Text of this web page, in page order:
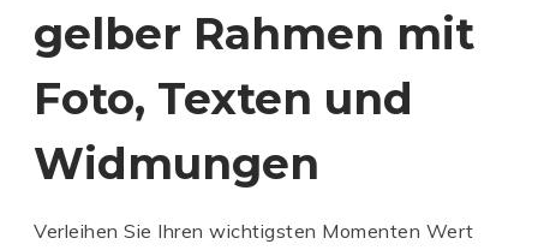
gelber Rahmen mit
Foto, Texten und
Widmungen
Verleihen Sie Ihren wichtigsten Momenten Wert